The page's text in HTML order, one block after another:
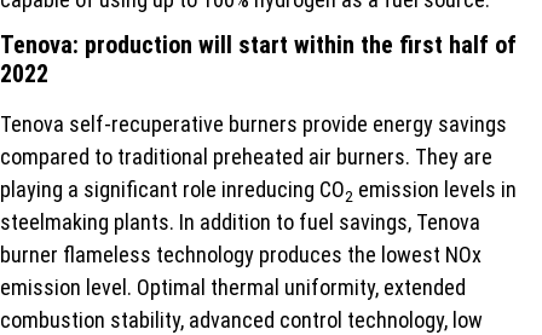
Tenova: production will start within the first half of
2022
Tenova self-recuperative burners provide energy savings
compared to traditional preheated air burners. They are
playing a significant role inreducing CO2 emission levels in
steelmaking plants. In addition to fuel savings, Tenova
burner flameless technology produces the lowest NOx
emission level. Optimal thermal uniformity, extended
combustion stability, advanced control technology, low